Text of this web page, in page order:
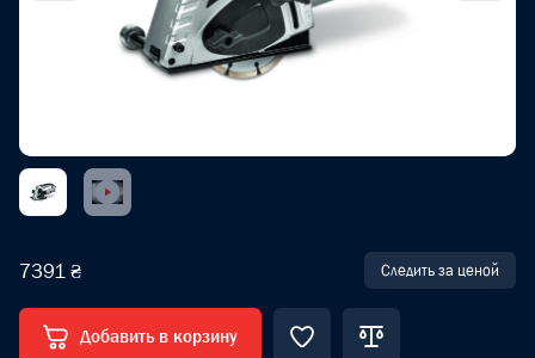
7391 ₴ Следить за ценой
Добавить в корзину